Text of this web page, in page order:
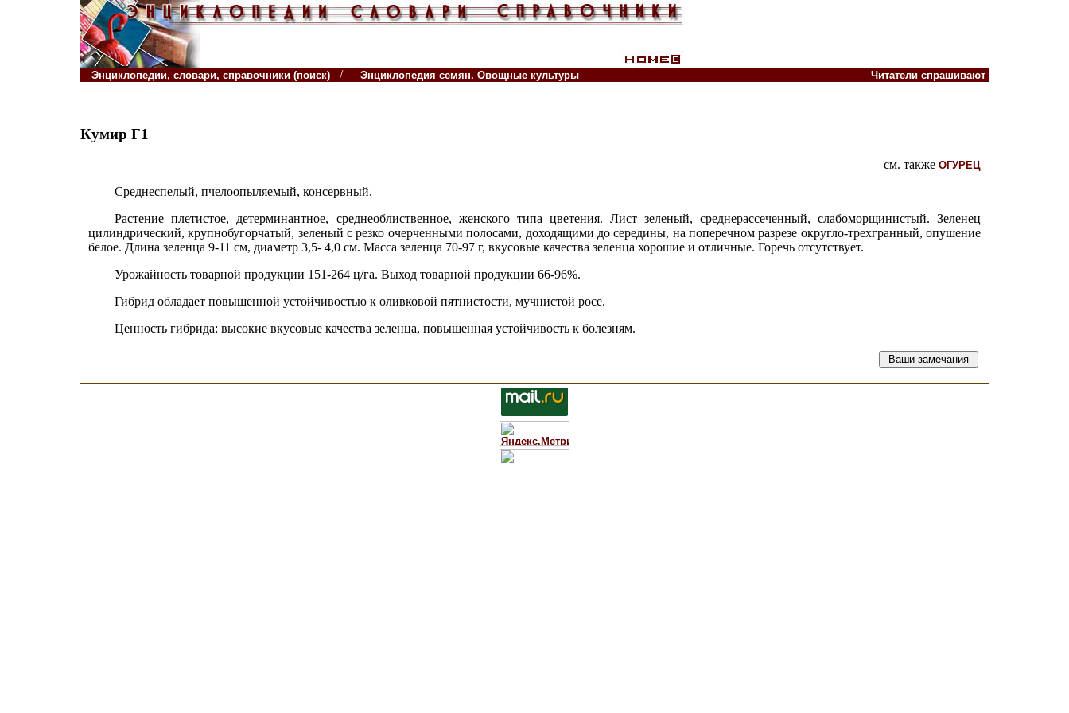
Энциклопедии, словари, справочники (поиск) / Энциклопедия семян. Овощные культуры Читатели спрашивают
Кумир F1
см. также ОГУРЕЦ
Среднеспелый, пчелоопыляемый, консервный.
Растение плетистое, детерминантное, среднеоблиственное, женского типа цветения. Лист зеленый, среднерассеченный, слабоморщинистый. Зеленец
цилиндрический, крупнобугорчатый, зеленый с резко очерченными полосами, доходящими до середины, на поперечном разрезе округло-трехгранный, опушение
белое. Длина зеленца 9-11 см, диаметр 3,5- 4,0 см. Масса зеленца 70-97 г, вкусовые качества зеленца хорошие и отличные. Горечь отсутствует.
Урожайность товарной продукции 151-264 ц/га. Выход товарной продукции 66-96%.
Гибрид обладает повышенной устойчивостью к оливковой пятнистости, мучнистой росе.
Ценность гибрида: высокие вкусовые качества зеленца, повышенная устойчивость к болезням.